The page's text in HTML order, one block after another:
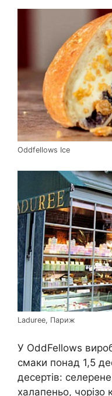
Oddfellows Ice
Laduree, Париж
У OddFellows
смаки понад 1,5
десертів:
халапеньо,